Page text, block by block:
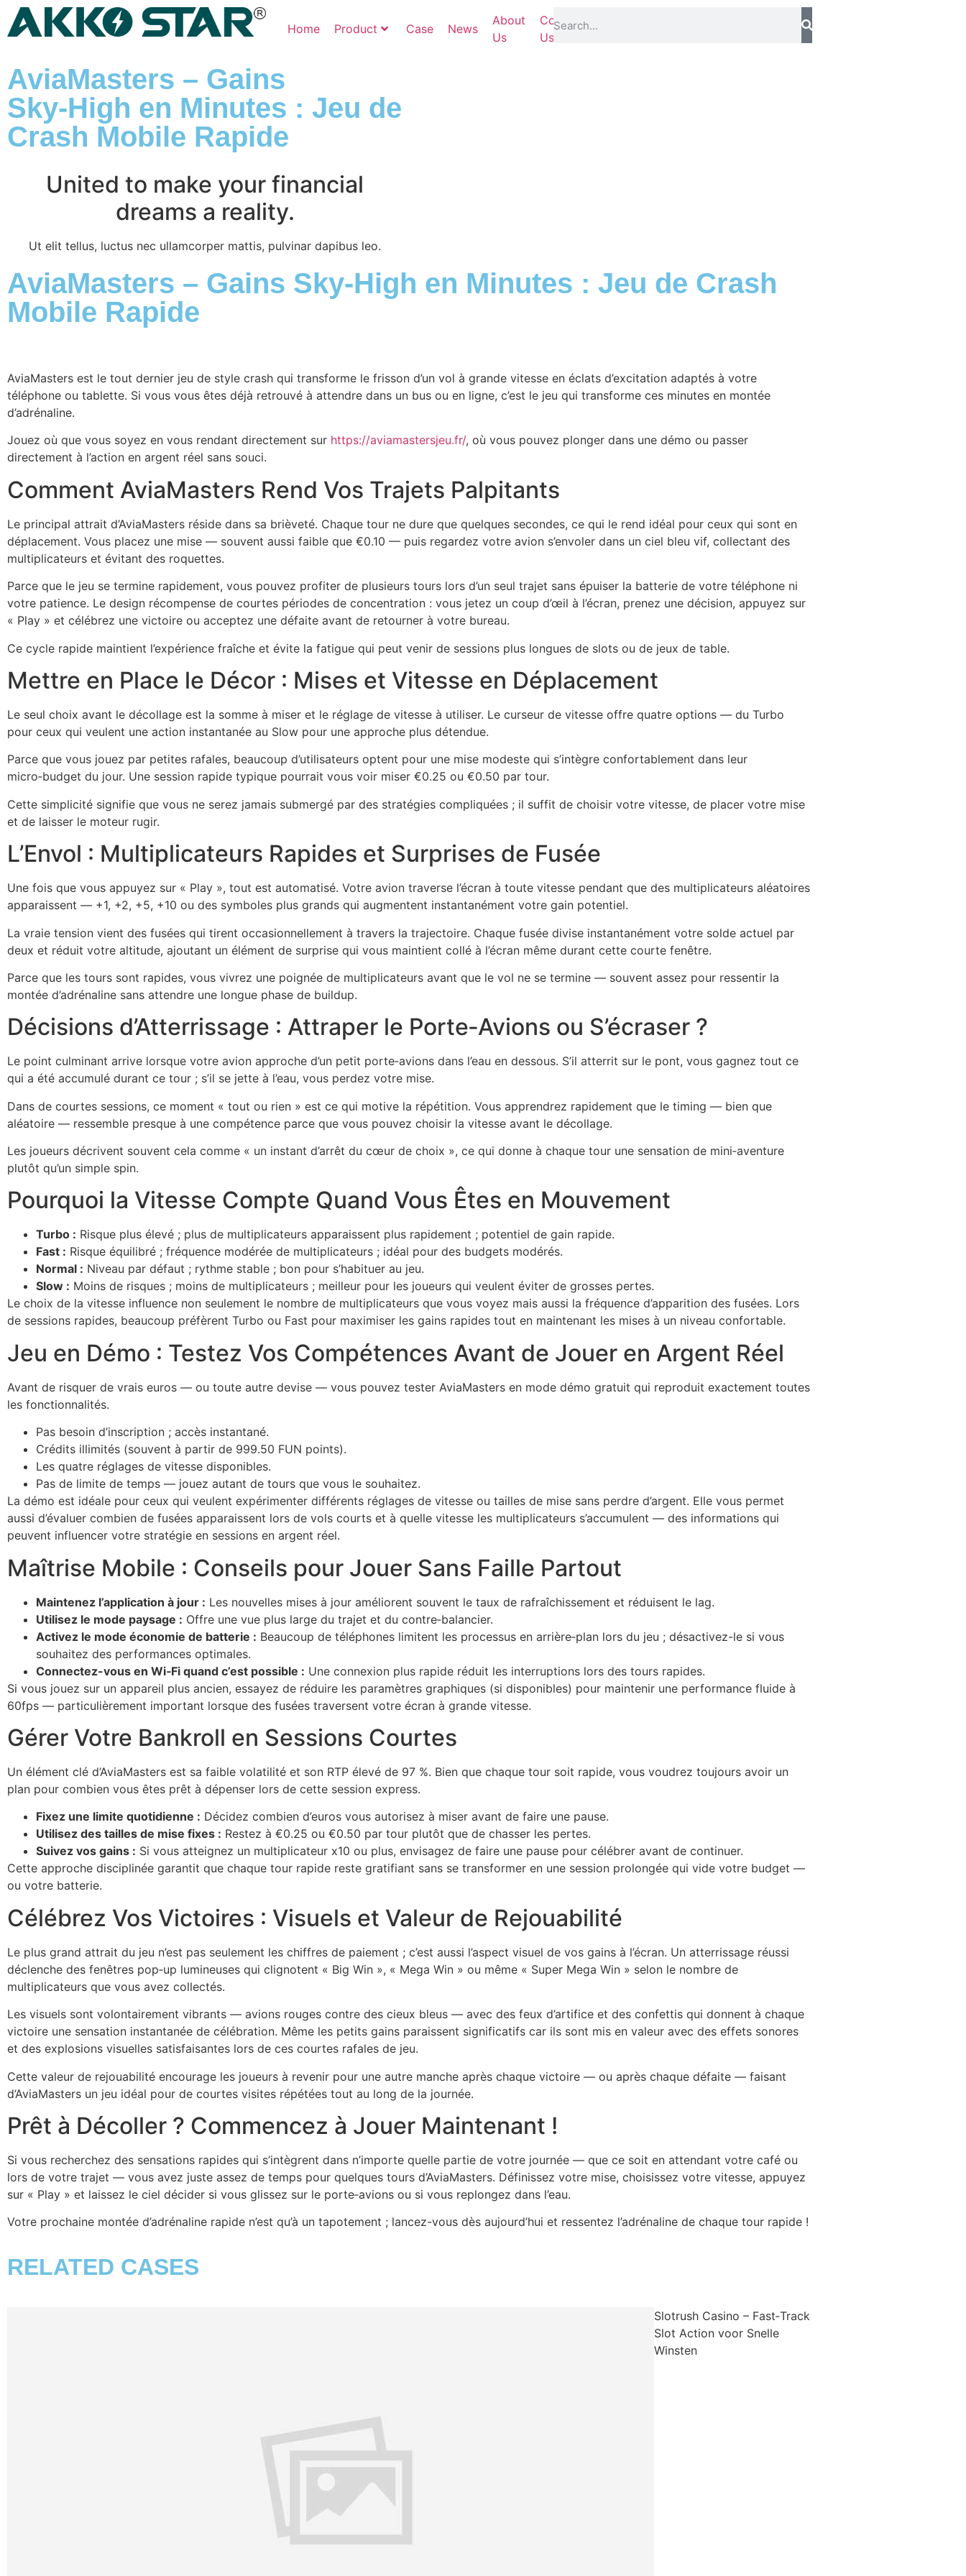
Home Product Case News
About
Us
Contact
Us
AviaMasters – Gains
Sky‑High en Minutes : Jeu de
Crash Mobile Rapide
United to make your financial
dreams a reality.
Ut elit tellus, luctus nec ullamcorper mattis, pulvinar dapibus leo.
AviaMasters – Gains Sky‑High en Minutes : Jeu de Crash
Mobile Rapide
AviaMasters est le tout dernier jeu de style crash qui transforme le frisson d’un vol à grande vitesse en éclats d’excitation adaptés à votre
téléphone ou tablette. Si vous vous êtes déjà retrouvé à attendre dans un bus ou en ligne, c’est le jeu qui transforme ces minutes en montée
d’adrénaline.
Jouez où que vous soyez en vous rendant directement sur https://aviamastersjeu.fr/, où vous pouvez plonger dans une démo ou passer
directement à l’action en argent réel sans souci.
Comment AviaMasters Rend Vos Trajets Palpitants
Le principal attrait d’AviaMasters réside dans sa brièveté. Chaque tour ne dure que quelques secondes, ce qui le rend idéal pour ceux qui sont en
déplacement. Vous placez une mise — souvent aussi faible que €0.10 — puis regardez votre avion s’envoler dans un ciel bleu vif, collectant des
multiplicateurs et évitant des roquettes.
Parce que le jeu se termine rapidement, vous pouvez profiter de plusieurs tours lors d’un seul trajet sans épuiser la batterie de votre téléphone ni
votre patience. Le design récompense de courtes périodes de concentration : vous jetez un coup d’œil à l’écran, prenez une décision, appuyez sur
« Play » et célébrez une victoire ou acceptez une défaite avant de retourner à votre bureau.
Ce cycle rapide maintient l’expérience fraîche et évite la fatigue qui peut venir de sessions plus longues de slots ou de jeux de table.
Mettre en Place le Décor : Mises et Vitesse en Déplacement
Le seul choix avant le décollage est la somme à miser et le réglage de vitesse à utiliser. Le curseur de vitesse offre quatre options — du Turbo
pour ceux qui veulent une action instantanée au Slow pour une approche plus détendue.
Parce que vous jouez par petites rafales, beaucoup d’utilisateurs optent pour une mise modeste qui s’intègre confortablement dans leur
micro‑budget du jour. Une session rapide typique pourrait vous voir miser €0.25 ou €0.50 par tour.
Cette simplicité signifie que vous ne serez jamais submergé par des stratégies compliquées ; il suffit de choisir votre vitesse, de placer votre mise
et de laisser le moteur rugir.
L’Envol : Multiplicateurs Rapides et Surprises de Fusée
Une fois que vous appuyez sur « Play », tout est automatisé. Votre avion traverse l’écran à toute vitesse pendant que des multiplicateurs aléatoires
apparaissent — +1, +2, +5, +10 ou des symboles plus grands qui augmentent instantanément votre gain potentiel.
La vraie tension vient des fusées qui tirent occasionnellement à travers la trajectoire. Chaque fusée divise instantanément votre solde actuel par
deux et réduit votre altitude, ajoutant un élément de surprise qui vous maintient collé à l’écran même durant cette courte fenêtre.
Parce que les tours sont rapides, vous vivrez une poignée de multiplicateurs avant que le vol ne se termine — souvent assez pour ressentir la
montée d’adrénaline sans attendre une longue phase de buildup.
Décisions d’Atterrissage : Attraper le Porte‑Avions ou S’écraser ?
Le point culminant arrive lorsque votre avion approche d’un petit porte‑avions dans l’eau en dessous. S’il atterrit sur le pont, vous gagnez tout ce
qui a été accumulé durant ce tour ; s’il se jette à l’eau, vous perdez votre mise.
Dans de courtes sessions, ce moment « tout ou rien » est ce qui motive la répétition. Vous apprendrez rapidement que le timing — bien que
aléatoire — ressemble presque à une compétence parce que vous pouvez choisir la vitesse avant le décollage.
Les joueurs décrivent souvent cela comme « un instant d’arrêt du cœur de choix », ce qui donne à chaque tour une sensation de mini‑aventure
plutôt qu’un simple spin.
Pourquoi la Vitesse Compte Quand Vous Êtes en Mouvement
Turbo : Risque plus élevé ; plus de multiplicateurs apparaissent plus rapidement ; potentiel de gain rapide.
Fast : Risque équilibré ; fréquence modérée de multiplicateurs ; idéal pour des budgets modérés.
Normal : Niveau par défaut ; rythme stable ; bon pour s’habituer au jeu.
Slow : Moins de risques ; moins de multiplicateurs ; meilleur pour les joueurs qui veulent éviter de grosses pertes.
Le choix de la vitesse influence non seulement le nombre de multiplicateurs que vous voyez mais aussi la fréquence d’apparition des fusées. Lors
de sessions rapides, beaucoup préfèrent Turbo ou Fast pour maximiser les gains rapides tout en maintenant les mises à un niveau confortable.
Jeu en Démo : Testez Vos Compétences Avant de Jouer en Argent Réel
Avant de risquer de vrais euros — ou toute autre devise — vous pouvez tester AviaMasters en mode démo gratuit qui reproduit exactement toutes
les fonctionnalités.
Pas besoin d’inscription ; accès instantané.
Crédits illimités (souvent à partir de 999.50 FUN points).
Les quatre réglages de vitesse disponibles.
Pas de limite de temps — jouez autant de tours que vous le souhaitez.
La démo est idéale pour ceux qui veulent expérimenter différents réglages de vitesse ou tailles de mise sans perdre d’argent. Elle vous permet
aussi d’évaluer combien de fusées apparaissent lors de vols courts et à quelle vitesse les multiplicateurs s’accumulent — des informations qui
peuvent influencer votre stratégie en sessions en argent réel.
Maîtrise Mobile : Conseils pour Jouer Sans Faille Partout
Maintenez l’application à jour : Les nouvelles mises à jour améliorent souvent le taux de rafraîchissement et réduisent le lag.
Utilisez le mode paysage : Offre une vue plus large du trajet et du contre‑balancier.
Activez le mode économie de batterie : Beaucoup de téléphones limitent les processus en arrière‑plan lors du jeu ; désactivez-le si vous
souhaitez des performances optimales.
Connectez-vous en Wi‑Fi quand c’est possible : Une connexion plus rapide réduit les interruptions lors des tours rapides.
Si vous jouez sur un appareil plus ancien, essayez de réduire les paramètres graphiques (si disponibles) pour maintenir une performance fluide à
60fps — particulièrement important lorsque des fusées traversent votre écran à grande vitesse.
Gérer Votre Bankroll en Sessions Courtes
Un élément clé d’AviaMasters est sa faible volatilité et son RTP élevé de 97 %. Bien que chaque tour soit rapide, vous voudrez toujours avoir un
plan pour combien vous êtes prêt à dépenser lors de cette session express.
Fixez une limite quotidienne : Décidez combien d’euros vous autorisez à miser avant de faire une pause.
Utilisez des tailles de mise fixes : Restez à €0.25 ou €0.50 par tour plutôt que de chasser les pertes.
Suivez vos gains : Si vous atteignez un multiplicateur x10 ou plus, envisagez de faire une pause pour célébrer avant de continuer.
Cette approche disciplinée garantit que chaque tour rapide reste gratifiant sans se transformer en une session prolongée qui vide votre budget —
ou votre batterie.
Célébrez Vos Victoires : Visuels et Valeur de Rejouabilité
Le plus grand attrait du jeu n’est pas seulement les chiffres de paiement ; c’est aussi l’aspect visuel de vos gains à l’écran. Un atterrissage réussi
déclenche des fenêtres pop‑up lumineuses qui clignotent « Big Win », « Mega Win » ou même « Super Mega Win » selon le nombre de
multiplicateurs que vous avez collectés.
Les visuels sont volontairement vibrants — avions rouges contre des cieux bleus — avec des feux d’artifice et des confettis qui donnent à chaque
victoire une sensation instantanée de célébration. Même les petits gains paraissent significatifs car ils sont mis en valeur avec des effets sonores
et des explosions visuelles satisfaisantes lors de ces courtes rafales de jeu.
Cette valeur de rejouabilité encourage les joueurs à revenir pour une autre manche après chaque victoire — ou après chaque défaite — faisant
d’AviaMasters un jeu idéal pour de courtes visites répétées tout au long de la journée.
Prêt à Décoller ? Commencez à Jouer Maintenant !
Si vous recherchez des sensations rapides qui s’intègrent dans n’importe quelle partie de votre journée — que ce soit en attendant votre café ou
lors de votre trajet — vous avez juste assez de temps pour quelques tours d’AviaMasters. Définissez votre mise, choisissez votre vitesse, appuyez
sur « Play » et laissez le ciel décider si vous glissez sur le porte‑avions ou si vous replongez dans l’eau.
Votre prochaine montée d’adrénaline rapide n’est qu’à un tapotement ; lancez-vous dès aujourd’hui et ressentez l’adrénaline de chaque tour rapide !
RELATED CASES
Slotrush Casino – Fast‑Track
Slot Action voor Snelle
Winsten